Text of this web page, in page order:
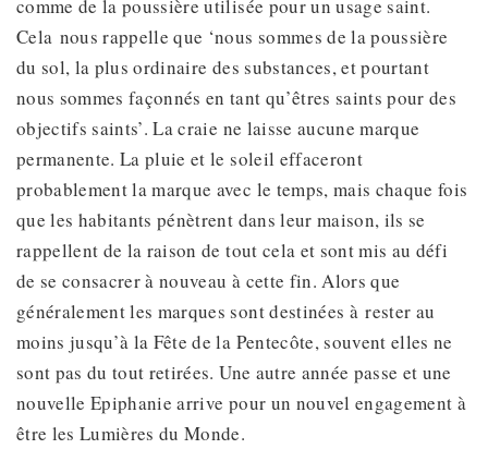
comme de la poussière utilisée pour un usage saint.
Cela nous rappelle que ‘nous sommes de la poussière
du sol, la plus ordinaire des substances, et pourtant
nous sommes façonnés en tant qu’êtres saints pour des
objectifs saints’. La craie ne laisse aucune marque
permanente. La pluie et le soleil effaceront
probablement la marque avec le temps, mais chaque fois
que les habitants pénètrent dans leur maison, ils se
rappellent de la raison de tout cela et sont mis au défi
de se consacrer à nouveau à cette fin. Alors que
généralement les marques sont destinées à rester au
moins jusqu’à la Fête de la Pentecôte, souvent elles ne
sont pas du tout retirées. Une autre année passe et une
nouvelle Epiphanie arrive pour un nouvel engagement à
être les Lumières du Monde.